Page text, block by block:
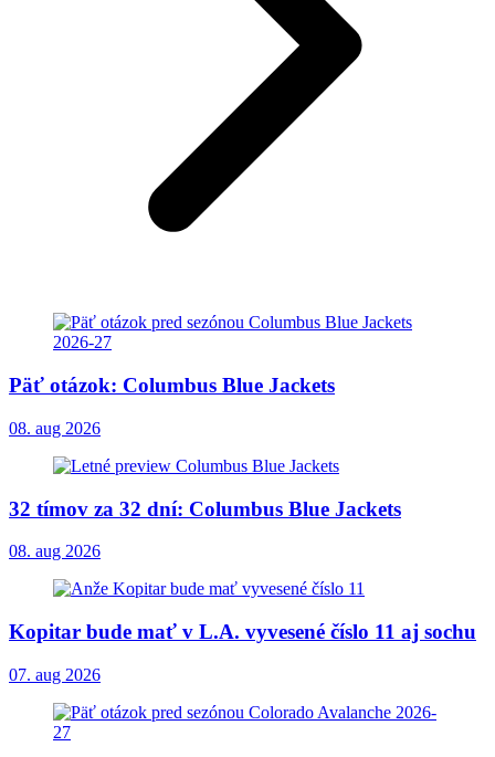
Päť otázok: Columbus Blue Jackets
08. aug 2026
32 tímov za 32 dní: Columbus Blue Jackets
08. aug 2026
Kopitar bude mať v L.A. vyvesené číslo 11 aj sochu
07. aug 2026